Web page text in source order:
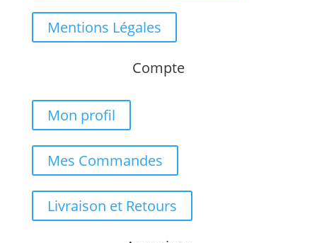
Mentions Légales
Compte
Mon profil
Mes Commandes
Livraison et Retours